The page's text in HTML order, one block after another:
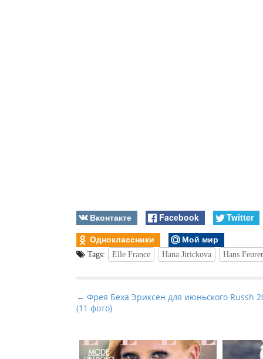
Вконтакте Facebook
Twitter
Одноклассники
Мой мир
Tags: Elle France Hana Jirickova Hans Feurer
P
o
t
← Фрея Беха Эриксен для июньского Russh
(11 фото)